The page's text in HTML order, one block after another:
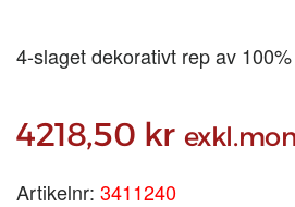
4-slaget dekorativt rep av
4218,50 kr
Artikelnr: 3411240